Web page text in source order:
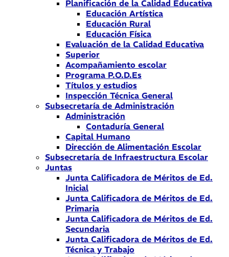
Planificación de la Calidad Educativa
Educación Artística
Educación Rural
Educación Física
Evaluación de la Calidad Educativa
Superior
Acompañamiento escolar
Programa P.O.D.Es
Títulos y estudios
Inspección Técnica General
Subsecretaría de Administración
Administración
Contaduría General
Capital Humano
Dirección de Alimentación Escolar
Subsecretaría de Infraestructura Escolar
Juntas
Junta Calificadora de Méritos de Ed.
Inicial
Junta Calificadora de Méritos de Ed.
Primaria
Junta Calificadora de Méritos de Ed.
Secundaria
Junta Calificadora de Méritos de Ed.
Técnica y Trabajo